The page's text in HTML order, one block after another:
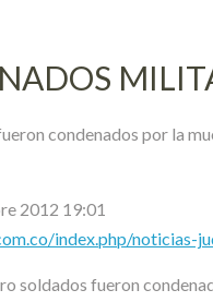
condenados por la
2012 19:01
index.php/
soldados fueron